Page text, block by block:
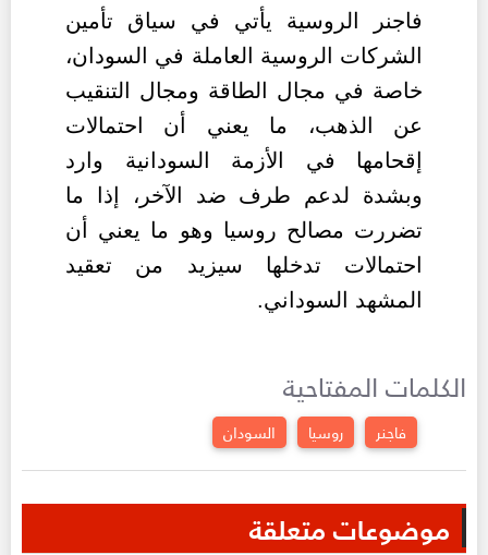
فاجنر الروسية يأتي في سياق تأمين
الشركات الروسية العاملة في السودان،
خاصة في مجال الطاقة ومجال التنقيب
عن الذهب، ما يعني أن احتمالات
إقحامها في الأزمة السودانية وارد
وبشدة لدعم طرف ضد الآخر، إذا ما
تضررت مصالح روسيا وهو ما يعني أن
احتمالات تدخلها سيزيد من تعقيد
المشهد السوداني.
الكلمات المفتاحية
فاجنر روسيا السودان
موضوعات متعلقة